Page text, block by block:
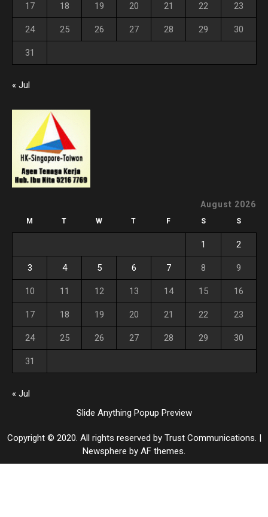
17 18 19 20 21 22 23
24 25 26 27 28 29 30
31
« Jul
August 2026
M T W T F S S
1 2
3 4 5 6 7 8 9
10 11 12 13 14 15 16
17 18 19 20 21 22 23
24 25 26 27 28 29 30
31
« Jul
Slide Anything Popup Preview
Copyright © 2020. All rights reserved by Trust Communications. |
Newsphere by AF themes.